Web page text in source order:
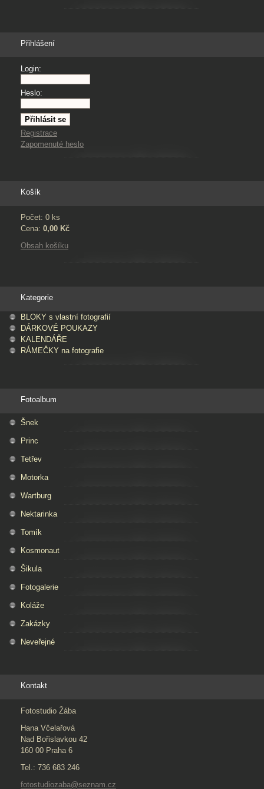
Přihlášení
Login:
Heslo:
Registrace
Zapomenuté heslo
Košík
Počet: 0 ks
Cena: 0,00 Kč
Obsah košíku
Kategorie
BLOKY s vlastní fotografií
DÁRKOVÉ POUKAZY
KALENDÁŘE
RÁMEČKY na fotografie
Fotoalbum
Šnek
Princ
Tetřev
Motorka
Wartburg
Nektarinka
Tomík
Kosmonaut
Šikula
Fotogalerie
Koláže
Zakázky
Neveřejné
Kontakt
Fotostudio Žába
Hana Včelařová
Nad Bořislavkou 42
160 00 Praha 6
Tel.: 736 683 246
fotostudiozaba@seznam.cz